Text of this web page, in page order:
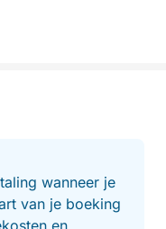
wanneer je
van je boeking
en